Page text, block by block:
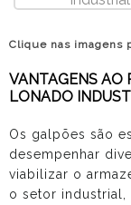
Clique nas imagens
VANTAGENS AO
LONADO
Os galpões são
desempenhar
viabilizar o
o setor industrial,